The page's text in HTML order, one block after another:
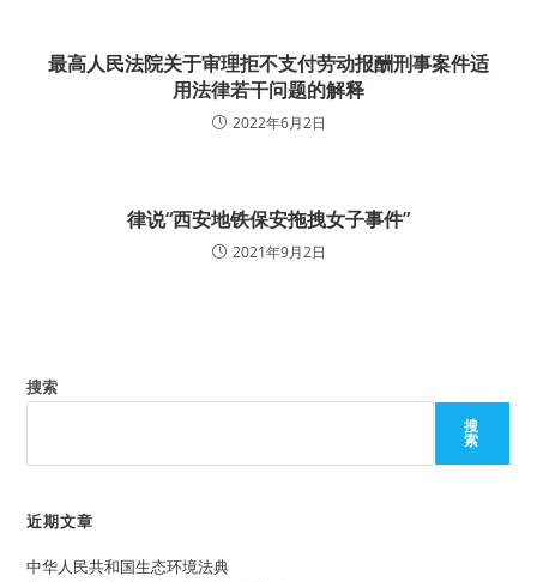
最高人民法院关于审理拒不支付劳动报酬刑事案件适
用法律若干问题的解释
2022年6月2日
律说“西安地铁保安拖拽女子事件”
2021年9月2日
搜索
搜
索
近期文章
中华人民共和国生态环境法典